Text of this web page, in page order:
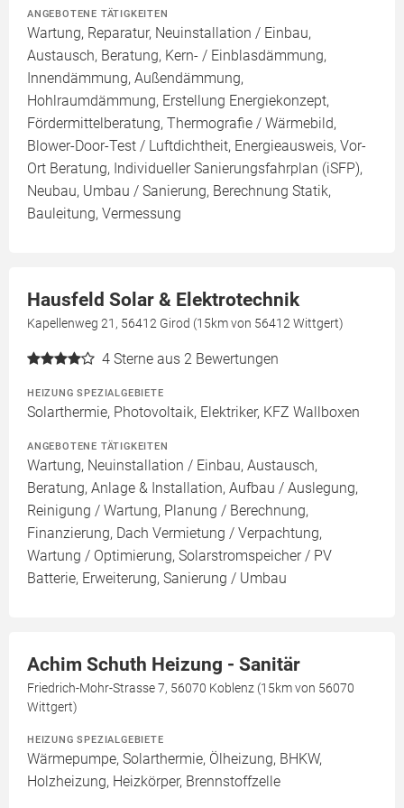
ANGEBOTENE TÄTIGKEITEN
Wartung, Reparatur, Neuinstallation / Einbau,
Austausch, Beratung, Kern- / Einblasdämmung,
Innendämmung, Außendämmung,
Hohlraumdämmung, Erstellung Energiekonzept,
Fördermittelberatung, Thermografie / Wärmebild,
Blower-Door-Test / Luftdichtheit, Energieausweis, Vor-
Ort Beratung, Individueller Sanierungsfahrplan (iSFP),
Neubau, Umbau / Sanierung, Berechnung Statik,
Bauleitung, Vermessung
Hausfeld Solar & Elektrotechnik
Kapellenweg 21, 56412 Girod (15km von 56412 Wittgert)
4 Sterne aus 2 Bewertungen
HEIZUNG SPEZIALGEBIETE
Solarthermie, Photovoltaik, Elektriker, KFZ Wallboxen
ANGEBOTENE TÄTIGKEITEN
Wartung, Neuinstallation / Einbau, Austausch,
Beratung, Anlage & Installation, Aufbau / Auslegung,
Reinigung / Wartung, Planung / Berechnung,
Finanzierung, Dach Vermietung / Verpachtung,
Wartung / Optimierung, Solarstromspeicher / PV
Batterie, Erweiterung, Sanierung / Umbau
Achim Schuth Heizung - Sanitär
Friedrich-Mohr-Strasse 7, 56070 Koblenz (15km von 56070
Wittgert)
HEIZUNG SPEZIALGEBIETE
Wärmepumpe, Solarthermie, Ölheizung, BHKW,
Holzheizung, Heizkörper, Brennstoffzelle